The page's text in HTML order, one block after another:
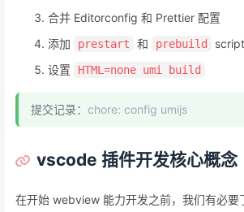
合并 Editorconfig 和 Prettier 配置
添加
prestart 和 prebuild
script
设置
HTML=none umi build
提交记录： chore: config umijs
vscode 插件开发核心概念
在开始 webview 能力开发之前，我们有必